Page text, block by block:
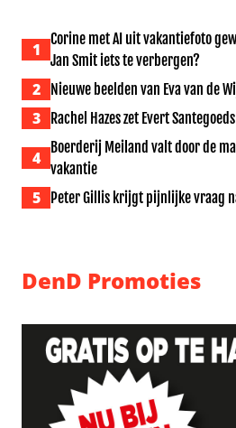
1
Corine met AI uit vakantiefoto
Jan Smit iets te verbergen?
2 Nieuwe beelden van Eva van de
3 Rachel Hazes zet Evert
4
Boerderij Meiland valt door de
vakantie
5 Peter Gillis krijgt pijnlijke vraag
DenD Promoties